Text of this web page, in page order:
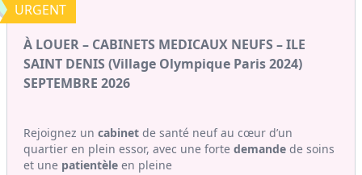
URGENT
À LOUER – CABINETS MEDICAUX NEUFS – ILE
SAINT DENIS (Village Olympique Paris 2024)
SEPTEMBRE 2026
Rejoignez un cabinet de santé neuf au cœur d’un
quartier en plein essor, avec une forte demande de soins
et une patientèle en pleine